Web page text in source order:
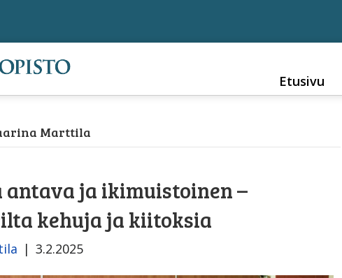
Etusivu
Marttila
antava ja ikimuistoinen –
kehuja ja kiitoksia
| 3.2.2025